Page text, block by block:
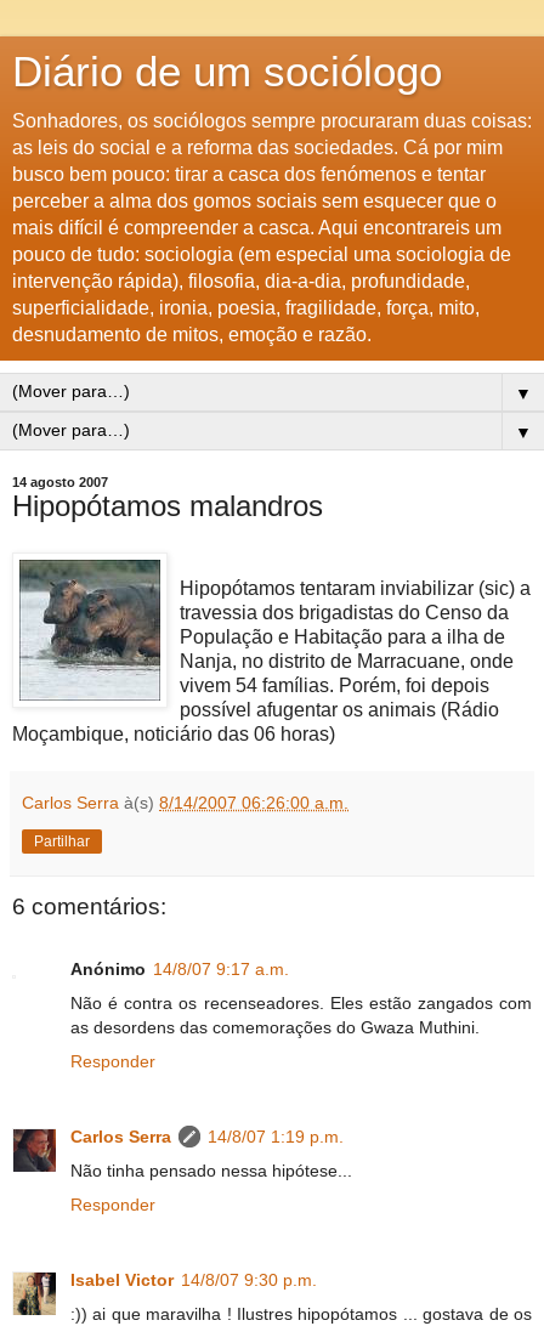
Diário de um sociólogo
Sonhadores, os sociólogos sempre procuraram duas coisas:
as leis do social e a reforma das sociedades. Cá por mim
busco bem pouco: tirar a casca dos fenómenos e tentar
perceber a alma dos gomos sociais sem esquecer que o
mais difícil é compreender a casca. Aqui encontrareis um
pouco de tudo: sociologia (em especial uma sociologia de
intervenção rápida), filosofia, dia-a-dia, profundidade,
superficialidade, ironia, poesia, fragilidade, força, mito,
desnudamento de mitos, emoção e razão.
▼
▼
14 agosto 2007
Hipopótamos malandros
Hipopótamos tentaram inviabilizar (sic) a
travessia dos brigadistas do Censo da
População e Habitação para a ilha de
Nanja, no distrito de Marracuane, onde
vivem 54 famílias. Porém, foi depois
possível afugentar os animais (Rádio
Moçambique, noticiário das 06 horas)
Carlos Serra à(s) 8/14/2007 06:26:00 a.m.
Partilhar
6 comentários:
Anónimo 14/8/07 9:17 a.m.
Não é contra os recenseadores. Eles estão zangados com
as desordens das comemorações do Gwaza Muthini.
Responder
Carlos Serra
14/8/07 1:19 p.m.
Não tinha pensado nessa hipótese...
Responder
Isabel Victor 14/8/07 9:30 p.m.
:)) ai que maravilha ! Ilustres hipopótamos ... gostava de os